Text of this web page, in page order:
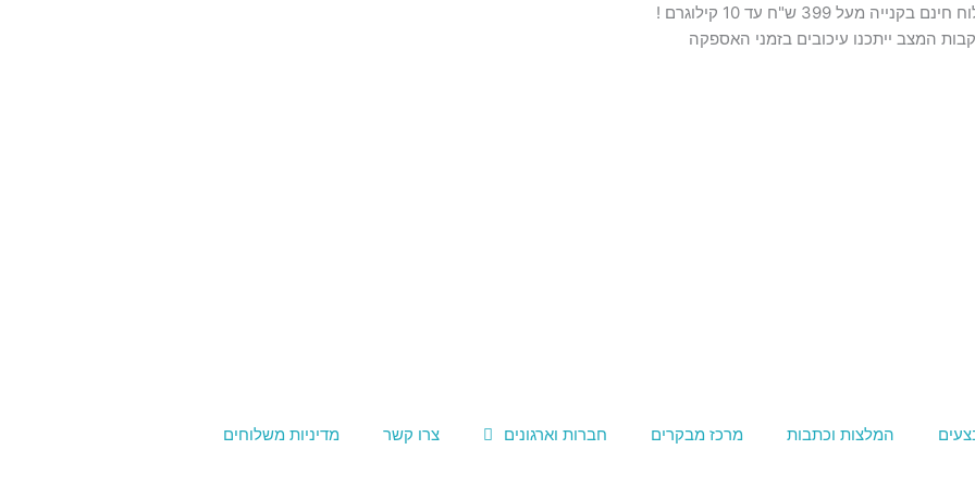
בקנייה מעל 399 ש"ח עד 10 קילוגרם !
המצב ייתכנו עיכובים בזמני האספקה
המלצות וכתבות מרכז מבקרים חברות וארגונים צרו קשר מדיניות משלוחים